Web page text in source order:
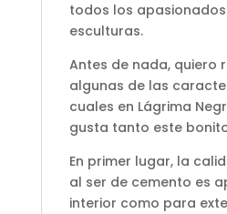
todos los
esculturas.
Antes de nada, quiero
algunas de las
cuales en Lágrima
gusta tanto este
En primer lugar, la
al ser de cemento es
interior como para